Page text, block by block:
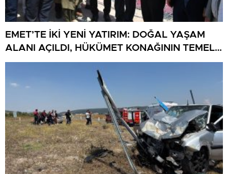
EMET’TE İKİ YENİ YATIRIM: DOĞAL YAŞAM
ALANI AÇILDI, HÜKÜMET KONAĞININ TEMELİ
ATILDI